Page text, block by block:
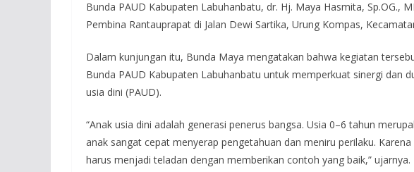
Bunda PAUD Kabupaten Labuhanbatu, dr. Hj. Maya Hasmita, Sp.OG.,
Pembina Rantauprapat di Jalan Dewi Sartika, Urung Kompas,
Dalam kunjungan itu, Bunda Maya mengatakan bahwa kegiatan
Bunda PAUD Kabupaten Labuhanbatu untuk memperkuat sinergi dan
usia dini (PAUD).
“Anak usia dini adalah generasi penerus bangsa. Usia 0–6 tahun
anak sangat cepat menyerap pengetahuan dan meniru perilaku.
harus menjadi teladan dengan memberikan contoh yang baik,” ujarnya.